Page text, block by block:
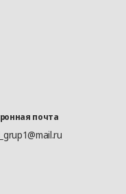
почта